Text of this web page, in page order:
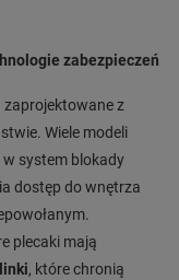
zabezpieczeń
zaprojektowane z
Wiele modeli
system blokady
dostęp do wnętrza
plecaki mają
, które chronią